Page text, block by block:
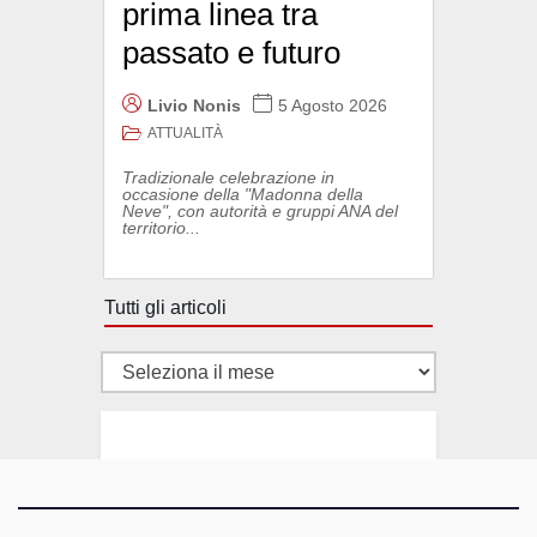
prima linea tra
passato e futuro
Livio Nonis 5 Agosto 2026
ATTUALITÀ
Tradizionale celebrazione in
occasione della "Madonna della
Neve", con autorità e gruppi ANA del
territorio...
Tutti gli articoli
Tutti